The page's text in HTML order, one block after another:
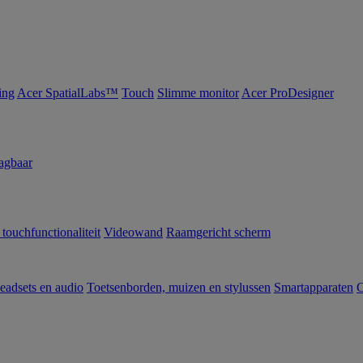
Acer SpatialLabs™ Touch Slimme monitor Acer ProDesigner
Videowand Raamgericht scherm
en audio Toetsenborden, muizen en stylussen Smartapparaten